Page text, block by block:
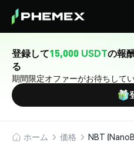
登録して15,000 USDTの報
る
期間限定オファーがお待ちして
ホーム 価格 NBT